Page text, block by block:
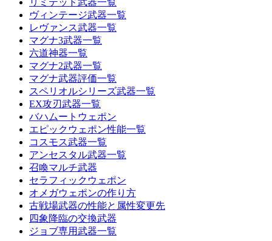
リミテッド武器一覧
ヴィンテージ武器一覧
レヴァンス武器一覧
マグナ3武器一覧
六道神器一覧
マグナ2武器一覧
マグナ武器評価一覧
スペリオルシリーズ武器一覧
EX攻刃武器一覧
バハムートウェポン
エピックウェポン性能一覧
コスモス武器一覧
アンセスタル武器一覧
召喚マルチ武器
セラフィックウェポン
オメガウェポンの作り方
古戦場武器の性能と属性変更先
四象降臨の交換武器
ジョブ専用武器一覧